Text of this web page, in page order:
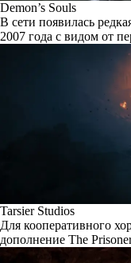
Demon’s Souls
В сети появилась
2007 года с видом от
Tarsier Studios
Для кооперативного
дополнение The